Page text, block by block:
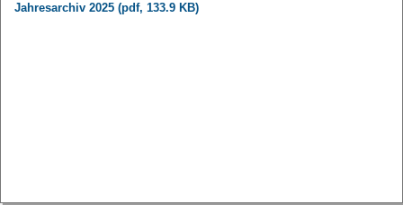
Jahresarchiv 2025 (pdf, 133.9 KB)